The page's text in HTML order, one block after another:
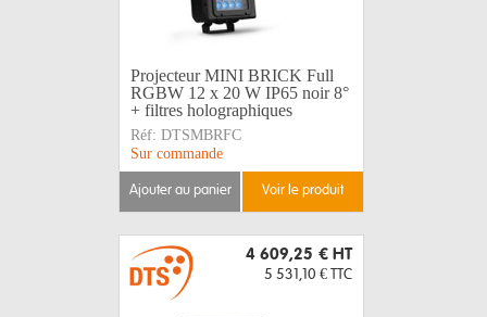
Projecteur MINI BRICK Full
RGBW 12 x 20 W IP65 noir 8°
+ filtres holographiques
Réf: DTSMBRFC
Sur commande
ajouter au panier voir le produit
4 609,25 € HT
5 531,10 € TTC